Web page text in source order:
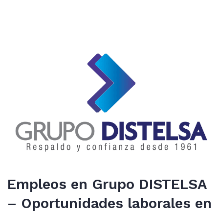
Empleos en Grupo DISTELSA
– Oportunidades laborales en